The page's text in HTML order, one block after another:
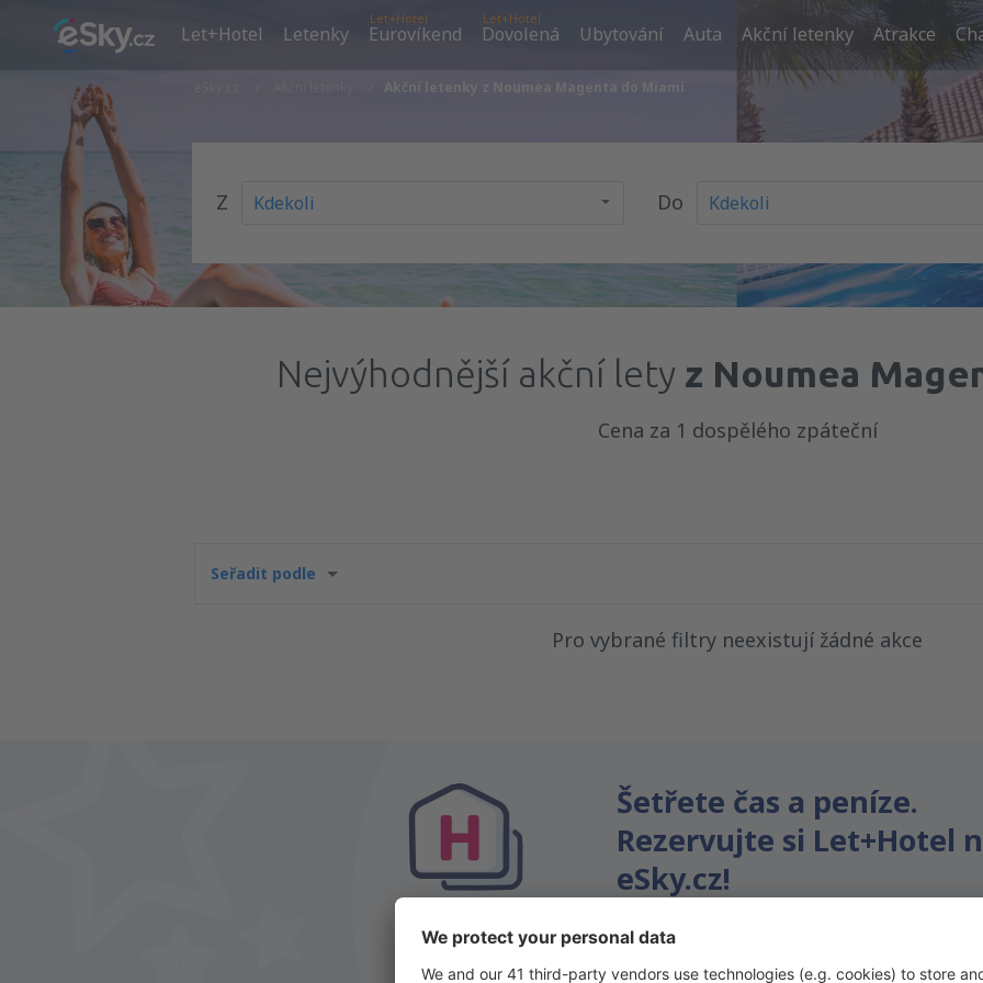
Let+Hotel Letenky
Let+Hotel
Eurovíkend
Let+Hotel
Dovolená Ubytování Auta Akční letenky Atrakce
Akční letenky z Noumea Magenta do Miami
Z Do
Nejvýhodnější akční lety z Noumea
Cena za 1 dospělého zpáteční
Seřadit podle
Pro vybrané filtry neexistují žádné akce
Šetřete čas a peníze.
Rezervujte si Let+Hotel
eSky.cz!
Klikněte sem